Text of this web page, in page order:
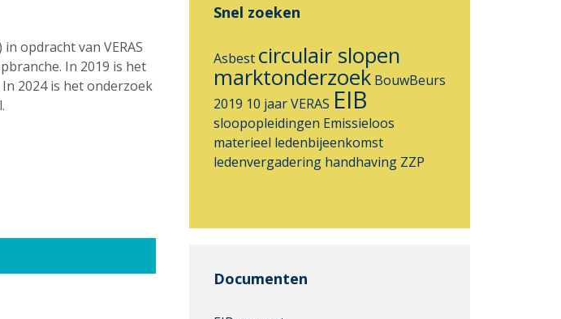
opdracht van VERAS
In 2019 is het
2024 is het onderzoek
Snel zoeken
Asbest circulair slopen
marktonderzoek BouwBeurs
2019 10 jaar VERAS EIB
sloopopleidingen Emissieloos
materieel ledenbijeenkomst
ledenvergadering handhaving ZZP
Documenten